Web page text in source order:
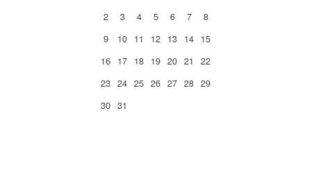
2
3 4 5 6 7
8
9
10 11 12 13 14 15
16 17 18 19 20 21
22
23 24 25 26 27 28 29
30 31